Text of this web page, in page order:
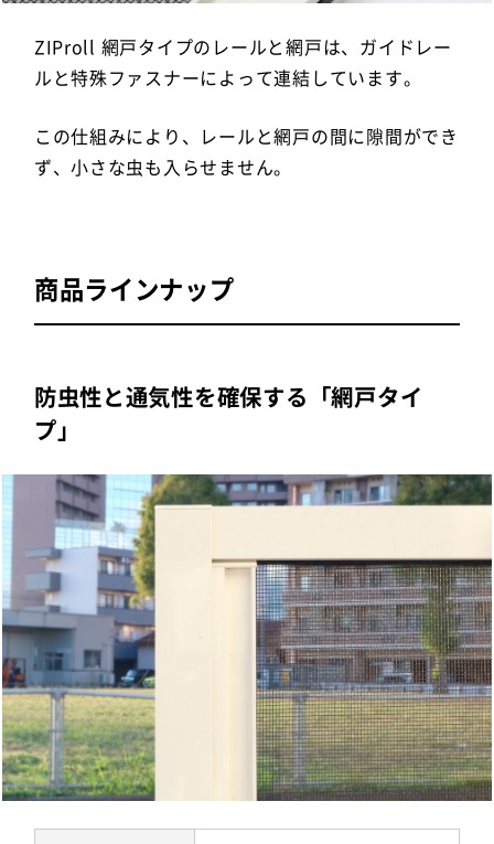
ZIProll 網戸タイプのレールと網戸は、ガイドレー
ルと特殊ファスナーによって連結しています。
この仕組みにより、レールと網戸の間に隙間ができ
ず、小さな虫も入らせません。
商品ラインナップ
防虫性と通気性を確保する「網戸タイ
プ」